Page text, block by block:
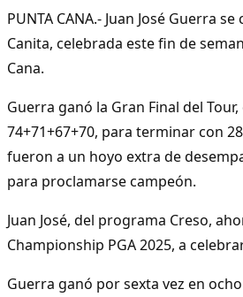
PUNTA CANA.- Juan José Guerra
Canita, celebrada este fin de
Cana.
Guerra ganó la Gran Final del
74+71+67+70, para terminar con
fueron a un hoyo extra de
para proclamarse campeón.
Juan José, del programa Creso,
Championship PGA 2025, a
Guerra ganó por sexta vez en